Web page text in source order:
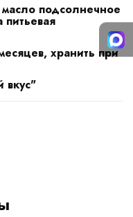
подсолнечное
хранить при